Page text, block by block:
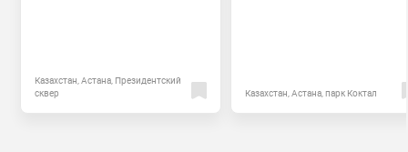
Казахстан, Астана, Президентский
сквер
Казахстан, Астана, парк Коктал